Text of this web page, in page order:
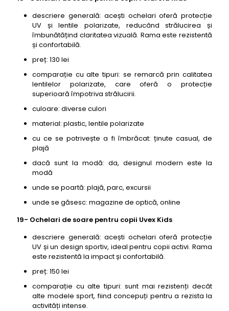
descriere generală: acești ochelari oferă protecție
UV și lentile polarizate, reducând strălucirea și
îmbunătățind claritatea vizuală. Rama este rezistentă
și confortabilă.
preț: 130 lei
comparație cu alte tipuri: se remarcă prin calitatea
lentilelor polarizate, care oferă o protecție
superioară împotriva strălucirii.
culoare: diverse culori
material: plastic, lentile polarizate
cu ce se potrivește a fi îmbrăcat: ținute casual, de
plajă
dacă sunt la modă: da, designul modern este la
modă
unde se poartă: plajă, parc, excursii
unde se găsesc: magazine de optică, online
19- Ochelari de soare pentru copii Uvex Kids
descriere generală: acești ochelari oferă protecție
UV și un design sportiv, ideal pentru copii activi. Rama
este rezistentă la impact și confortabilă.
preț: 150 lei
comparație cu alte tipuri: sunt mai rezistenți decât
alte modele sport, fiind concepuți pentru a rezista la
activități intense.